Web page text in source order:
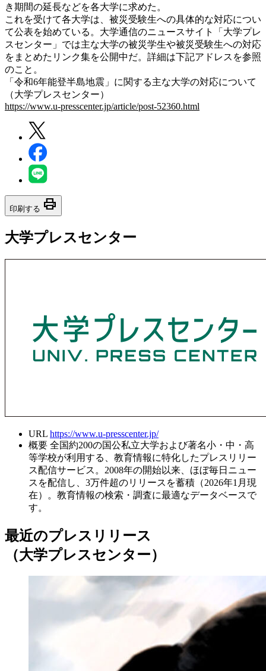
き期間の延長などを各大学に求めた。
これを受けて各大学は、被災受験生への具体的な対応につい
て公表を始めている。大学通信のニュースサイト「大学プレ
スセンター」では主な大学の被災学生や被災受験生への対応
をまとめたリンク集を公開中だ。詳細は下記アドレスを参照
のこと。
「令和6年能登半島地震」に関する主な大学の対応について
（大学プレスセンター）
https://www.u-presscenter.jp/article/post-52360.html
印刷する print
大学プレスセンター
URL https://www.u-presscenter.jp/
概要 全国約200の国公私立大学および著名小・中・高
等学校が利用する、教育情報に特化したプレスリリー
ス配信サービス。2008年の開始以来、ほぼ毎日ニュー
スを配信し、3万件超のリリースを蓄積（2026年1月現
在）。教育情報の検索・調査に最適なデータベースで
す。
最近のプレスリリース
（大学プレスセンター）